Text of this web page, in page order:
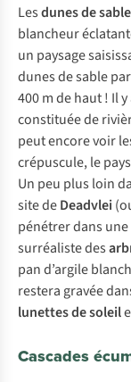
Lesdunes de
blancheur
un paysage
dunes de sable
400 m de haut ! Il
constituée de
peut encore voir
crépuscule, le
Un peu plus loin
site deDeadvlei
pénétrer dans
surréaliste des
pan d’argile
restera gravée
lunettes de soleil
Cascades